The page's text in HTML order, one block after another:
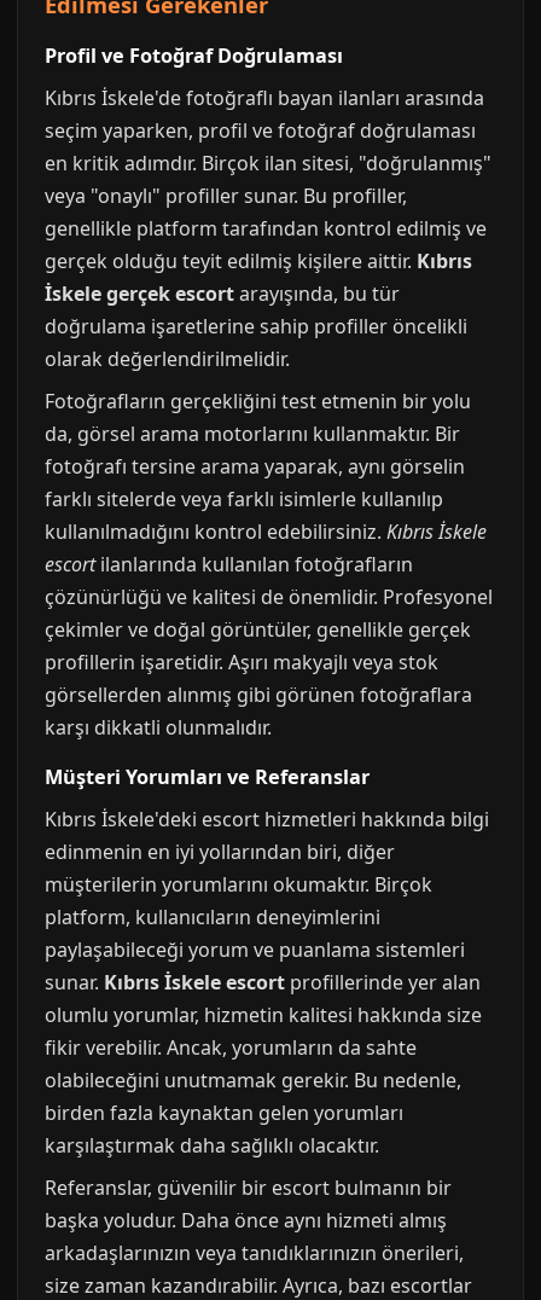
Profil ve Fotoğraf Doğrulaması
Kıbrıs İskele'de fotoğraflı bayan ilanları arasında
seçim yaparken, profil ve fotoğraf doğrulaması
en kritik adımdır. Birçok ilan sitesi, "doğrulanmış"
veya "onaylı" profiller sunar. Bu profiller,
genellikle platform tarafından kontrol edilmiş ve
gerçek olduğu teyit edilmiş kişilere aittir. Kıbrıs
İskele gerçek escortarayışında, bu tür
doğrulama işaretlerine sahip profiller öncelikli
olarak değerlendirilmelidir.
Fotoğrafların gerçekliğini test etmenin bir yolu
da, görsel arama motorlarını kullanmaktır. Bir
fotoğrafı tersine arama yaparak, aynı görselin
farklı sitelerde veya farklı isimlerle kullanılıp
kullanılmadığını kontrol edebilirsiniz. Kıbrıs İskele
escortilanlarında kullanılan fotoğrafların
çözünürlüğü ve kalitesi de önemlidir. Profesyonel
çekimler ve doğal görüntüler, genellikle gerçek
profillerin işaretidir. Aşırı makyajlı veya stok
görsellerden alınmış gibi görünen fotoğraflara
karşı dikkatli olunmalıdır.
Müşteri Yorumları ve Referanslar
Kıbrıs İskele'deki escort hizmetleri hakkında bilgi
edinmenin en iyi yollarından biri, diğer
müşterilerin yorumlarını okumaktır. Birçok
platform, kullanıcıların deneyimlerini
paylaşabileceği yorum ve puanlama sistemleri
sunar. Kıbrıs İskele escort profillerinde yer alan
olumlu yorumlar, hizmetin kalitesi hakkında size
fikir verebilir. Ancak, yorumların da sahte
olabileceğini unutmamak gerekir. Bu nedenle,
birden fazla kaynaktan gelen yorumları
karşılaştırmak daha sağlıklı olacaktır.
Referanslar, güvenilir bir escort bulmanın bir
başka yoludur. Daha önce aynı hizmeti almış
arkadaşlarınızın veya tanıdıklarınızın önerileri,
size zaman kazandırabilir. Ayrıca, bazı escortlar